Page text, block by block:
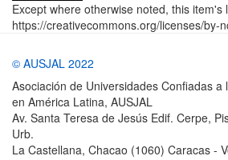
Except where otherwise noted, this item's
https://creativecommons.org/licenses/by-
© AUSJAL 2022
Asociación de Universidades Confiadas
en América Latina, AUSJAL
Av. Santa Teresa de Jesús Edif. Cerpe,
Urb.
La Castellana, Chacao (1060) Caracas -